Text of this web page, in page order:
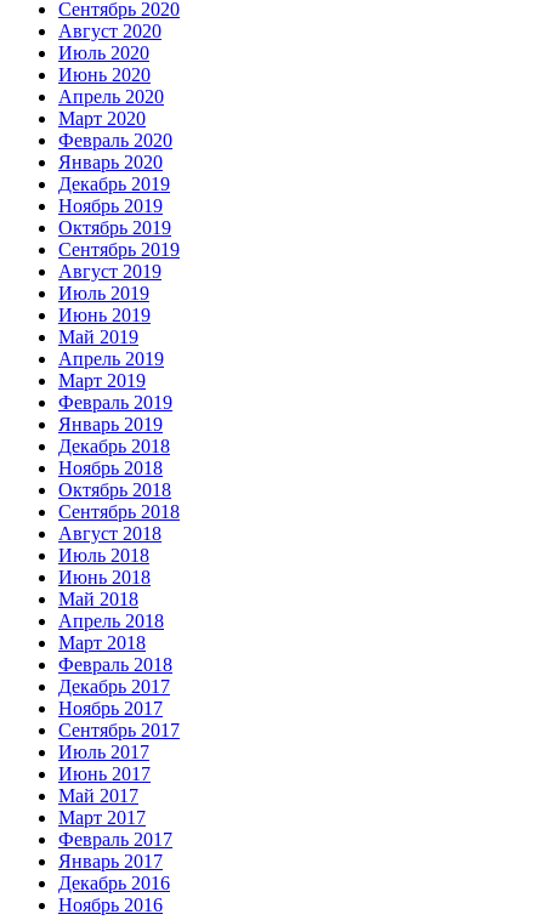
Сентябрь 2020
Август 2020
Июль 2020
Июнь 2020
Апрель 2020
Март 2020
Февраль 2020
Январь 2020
Декабрь 2019
Ноябрь 2019
Октябрь 2019
Сентябрь 2019
Август 2019
Июль 2019
Июнь 2019
Май 2019
Апрель 2019
Март 2019
Февраль 2019
Январь 2019
Декабрь 2018
Ноябрь 2018
Октябрь 2018
Сентябрь 2018
Август 2018
Июль 2018
Июнь 2018
Май 2018
Апрель 2018
Март 2018
Февраль 2018
Декабрь 2017
Ноябрь 2017
Сентябрь 2017
Июль 2017
Июнь 2017
Май 2017
Март 2017
Февраль 2017
Январь 2017
Декабрь 2016
Ноябрь 2016